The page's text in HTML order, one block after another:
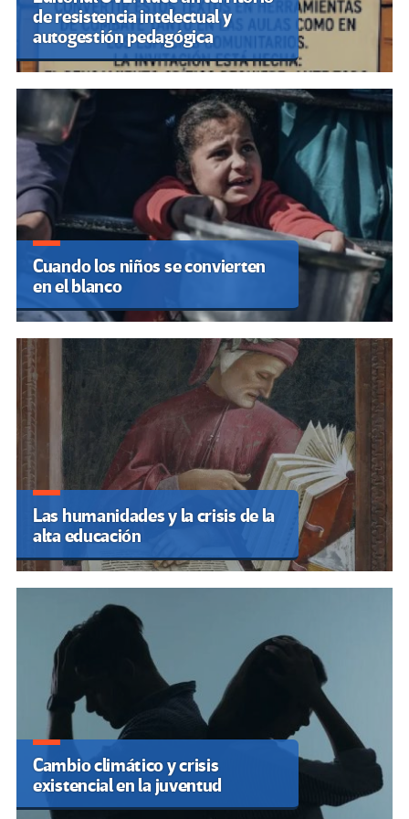
de resistencia intelectual y
autogestión pedagógica
Cuando los niños se convierten
en el blanco
Las humanidades y la crisis de la
alta educación
Cambio climático y crisis
existencial en la juventud